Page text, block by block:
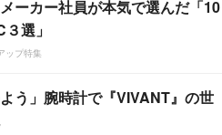
ーカー社員が本気で選んだ「10
選」
ップ特集
よう」腕時計で『VIVANT』の世